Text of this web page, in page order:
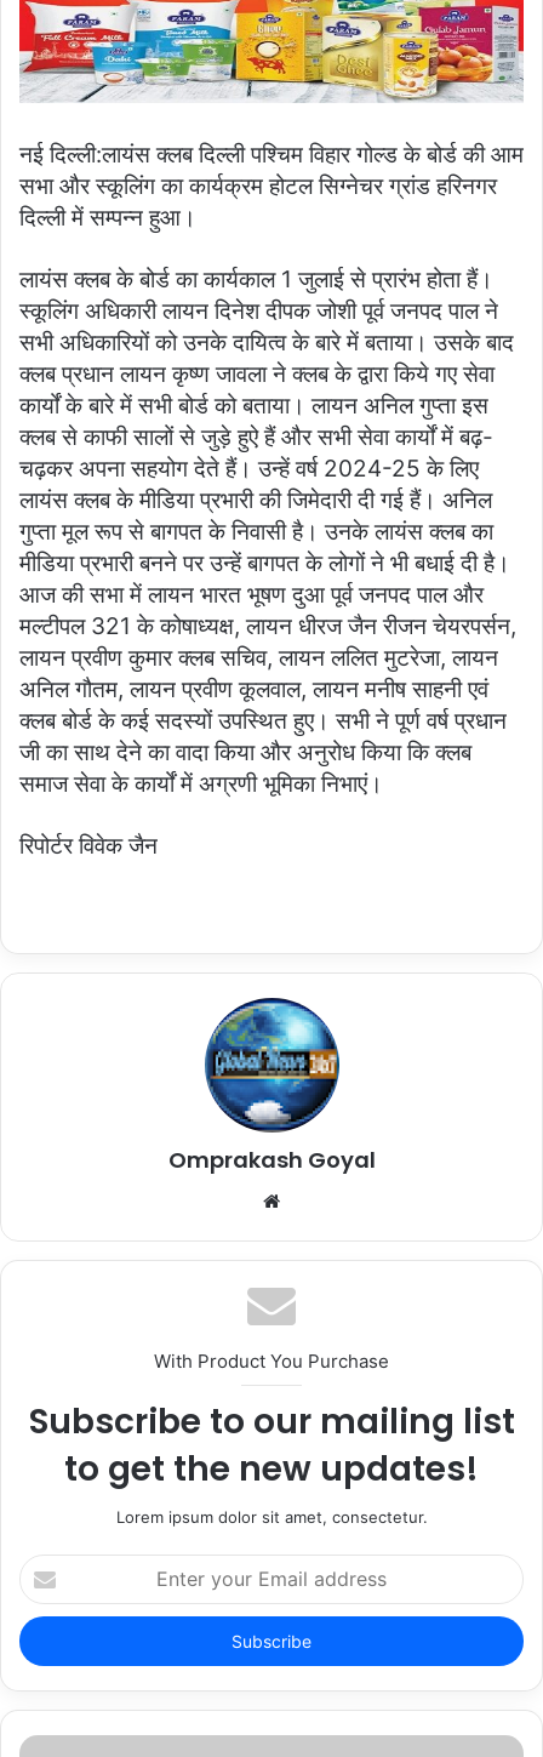
नई दिल्ली:लायंस क्लब दिल्ली पश्चिम विहार गोल्ड के बोर्ड की आम
सभा और स्कूलिंग का कार्यक्रम होटल सिग्नेचर ग्रांड हरिनगर
दिल्ली में सम्पन्न हुआ।
लायंस क्लब के बोर्ड का कार्यकाल 1 जुलाई से प्रारंभ होता हैं।
स्कूलिंग अधिकारी लायन दिनेश दीपक जोशी पूर्व जनपद पाल ने
सभी अधिकारियों को उनके दायित्व के बारे में बताया। उसके बाद
क्लब प्रधान लायन कृष्ण जावला ने क्लब के द्वारा किये गए सेवा
कार्यों के बारे में सभी बोर्ड को बताया। लायन अनिल गुप्ता इस
क्लब से काफी सालों से जुड़े हुऐ हैं और सभी सेवा कार्यों में बढ़-
चढ़कर अपना सहयोग देते हैं। उन्हें वर्ष 2024-25 के लिए
लायंस क्लब के मीडिया प्रभारी की जिमेदारी दी गई हैं। अनिल
गुप्ता मूल रूप से बागपत के निवासी है। उनके लायंस क्लब का
मीडिया प्रभारी बनने पर उन्हें बागपत के लोगों ने भी बधाई दी है।
आज की सभा में लायन भारत भूषण दुआ पूर्व जनपद पाल और
मल्टीपल 321 के कोषाध्यक्ष, लायन धीरज जैन रीजन चेयरपर्सन,
लायन प्रवीण कुमार क्लब सचिव, लायन ललित मुटरेजा, लायन
अनिल गौतम, लायन प्रवीण कूलवाल, लायन मनीष साहनी एवं
क्लब बोर्ड के कई सदस्यों उपस्थित हुए। सभी ने पूर्ण वर्ष प्रधान
जी का साथ देने का वादा किया और अनुरोध किया कि क्लब
समाज सेवा के कार्यों में अग्रणी भूमिका निभाएं।
रिपोर्टर विवेक जैन
Omprakash Goyal
Website
With Product You Purchase
Subscribe to our mailing list
to get the new updates!
Lorem ipsum dolor sit amet, consectetur.
Enter
your
Email
address